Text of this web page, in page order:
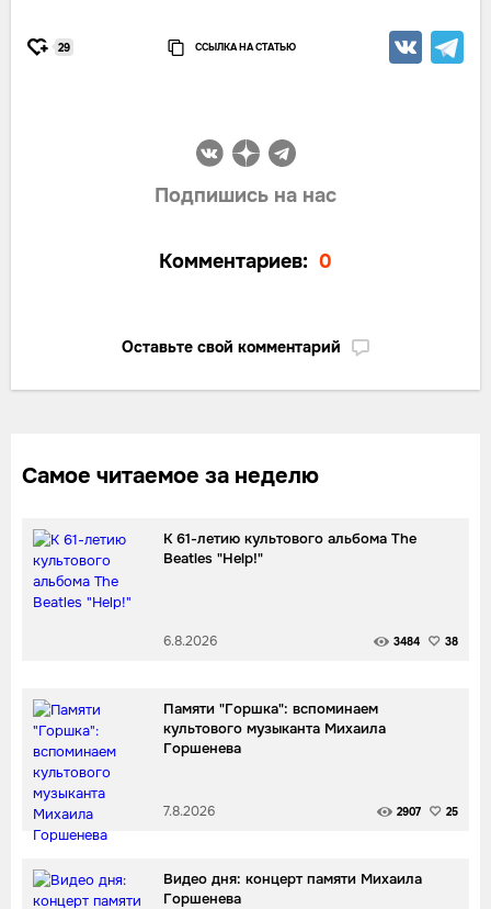
29 ССЫЛКА НА СТАТЬЮ
Подпишись на нас
Комментариев: 0
Оставьте свой комментарий
Самое читаемое за неделю
К 61-летию культового альбома The
Beatles "Help!"
6.8.2026 3484 38
Памяти "Горшка": вспоминаем
культового музыканта Михаила
Горшенева
7.8.2026 2907 25
Видео дня: концерт памяти Михаила
Горшенева